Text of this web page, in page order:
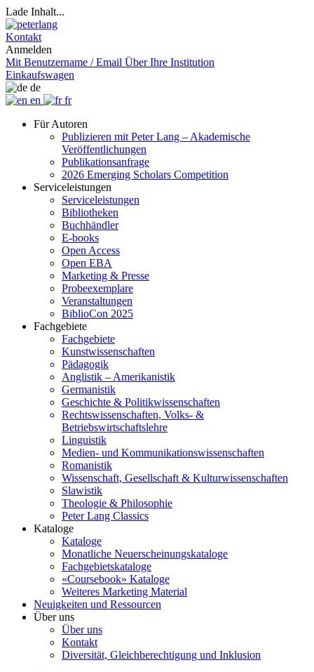
Lade Inhalt...
Kontakt
Anmelden
Mit Benutzername / Email Über Ihre Institution
Einkaufswagen
de
en
fr
Für Autoren
Publizieren mit Peter Lang – Akademische
Veröffentlichungen
Publikationsanfrage
2026 Emerging Scholars Competition
Serviceleistungen
Serviceleistungen
Bibliotheken
Buchhändler
E-books
Open Access
Open EBA
Marketing & Presse
Probeexemplare
Veranstaltungen
BiblioCon 2025
Fachgebiete
Fachgebiete
Kunstwissenschaften
Pädagogik
Anglistik – Amerikanistik
Germanistik
Geschichte & Politikwissenschaften
Rechtswissenschaften, Volks- &
Betriebswirtschaftslehre
Linguistik
Medien- und Kommunikationswissenschaften
Romanistik
Wissenschaft, Gesellschaft & Kulturwissenschaften
Slawistik
Theologie & Philosophie
Peter Lang Classics
Kataloge
Kataloge
Monatliche Neuerscheinungskataloge
Fachgebietskataloge
«Coursebook» Kataloge
Weiteres Marketing Material
Neuigkeiten und Ressourcen
Über uns
Über uns
Kontakt
Diversität, Gleichberechtigung und Inklusion